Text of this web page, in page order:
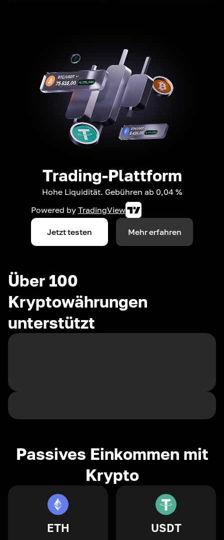
Trading-Plattform
Hohe Liquidität. Gebühren ab 0,04 %
Powered by TradingView
Jetzt testen Mehr erfahren
Über 100
Kryptowährungen
unterstützt
Passives Einkommen mit
Krypto
ETH USDT